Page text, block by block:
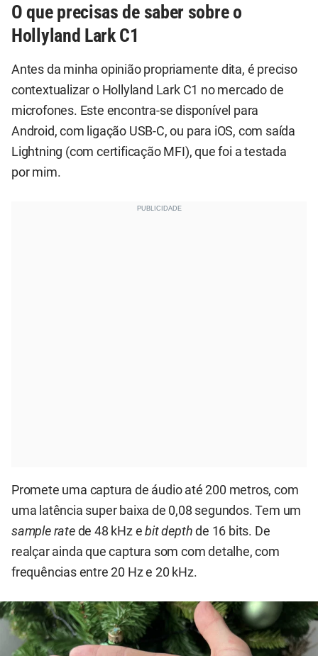
O que precisas de saber sobre o
Hollyland Lark C1
Antes da minha opinião propriamente dita, é preciso
contextualizar o Hollyland Lark C1 no mercado de
microfones. Este encontra-se disponível para
Android, com ligação USB-C, ou para iOS, com saída
Lightning (com certificação MFI), que foi a testada
por mim.
Promete uma captura de áudio até 200 metros, com
uma latência super baixa de 0,08 segundos. Tem um
sample ratede 48 kHz ebit depth de 16 bits. De
realçar ainda que captura som com detalhe, com
frequências entre 20 Hz e 20 kHz.